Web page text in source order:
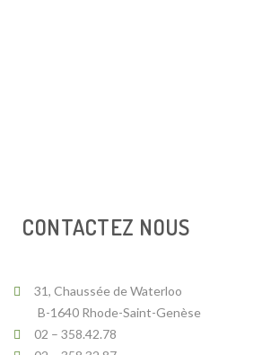
CONTACTEZ NOUS
31, Chaussée de Waterloo
B-1640 Rhode-Saint-Genèse
02 – 358.42.78